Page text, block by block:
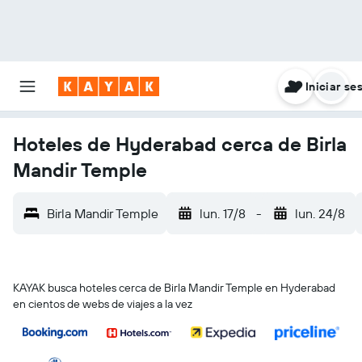
Iniciar
Hoteles de Hyderabad cerca de Birla
Mandir Temple
Birla Mandir Temple lun. 17/8 - lun. 24/8
KAYAK busca hoteles cerca de Birla Mandir Temple en Hyderabad
en cientos de webs de viajes a la vez